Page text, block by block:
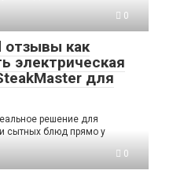
0
отзывы как
электрическая
для
решение для
сытных блюд прямо у
0